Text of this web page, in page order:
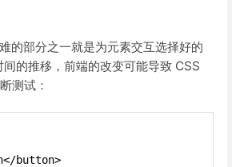
的部分之一就是为元素交互选择好的
的推移，前端的改变可能导致 CSS
测试：
button>